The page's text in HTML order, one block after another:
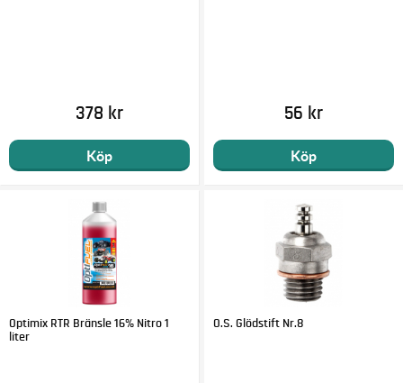
378 kr
Köp
56 kr
Köp
Optimix RTR Bränsle 16% Nitro 1
liter
O.S. Glödstift Nr.8